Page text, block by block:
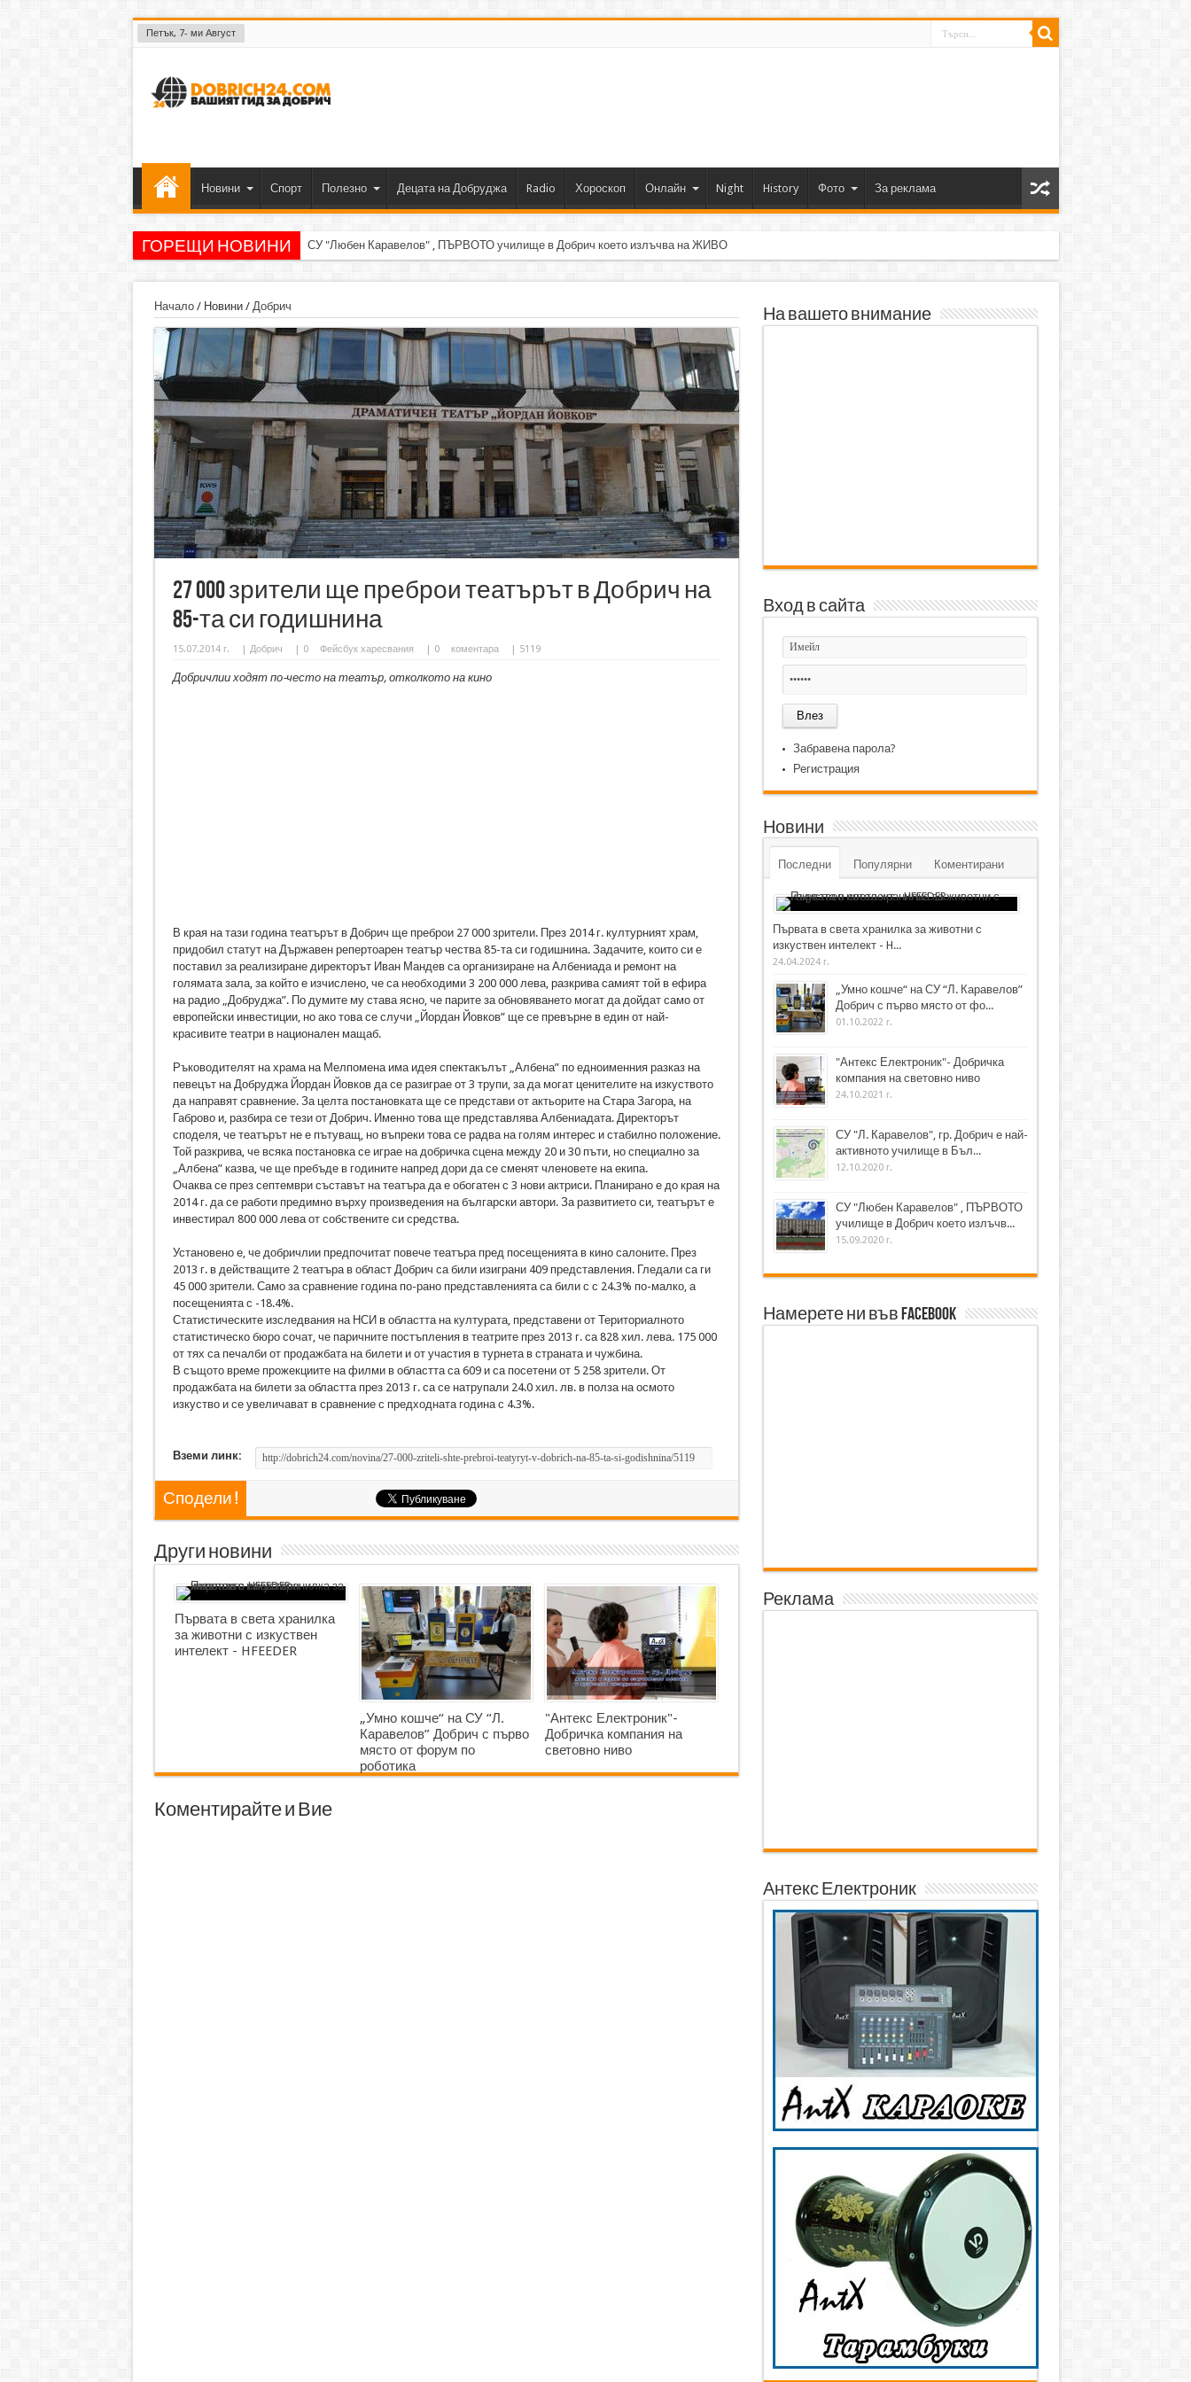
Петък, 7- ми Август
Новини Спорт Полезно Децата на Добруджа Radio Хороскоп Онлайн Night History Фото За реклама
ГОРЕЩИ НОВИНИ СУ "Любен Каравелов" , ПЪРВОТО училище в Добрич което излъчва на ЖИВО
Начало/ Новини/ Добрич
27 000 зрители ще преброи театърът в Добрич на
85-та си годишнина
15.07.2014 г. | Добрич | 0 Фейсбук харесвания | 0 коментара | 5119
Добричлии ходят по-често на театър, отколкото на кино
В края на тази година театърът в Добрич ще преброи 27 000 зрители. През 2014 г. културният храм,
придобил статут на Държавен репертоарен театър чества 85-та си годишнина. Задачите, които си е
поставил за реализиране директорът Иван Мандев са организиране на Албениада и ремонт на
голямата зала, за който е изчислено, че са необходими 3 200 000 лева, разкрива самият той в ефира
на радио „Добруджа”. По думите му става ясно, че парите за обновяването могат да дойдат само от
европейски инвестиции, но ако това се случи „Йордан Йовков” ще се превърне в един от най-
красивите театри в национален мащаб.
Ръководителят на храма на Мелпомена има идея спектакълът „Албена” по едноименния разказ на
певецът на Добруджа Йордан Йовков да се разиграе от 3 трупи, за да могат ценителите на изкуството
да направят сравнение. За целта постановката ще се представи от актьорите на Стара Загора, на
Габрово и, разбира се тези от Добрич. Именно това ще представлява Албениадата. Директорът
споделя, че театърът не е пътуващ, но въпреки това се радва на голям интерес и стабилно положение.
Той разкрива, че всяка постановка се играе на добричка сцена между 20 и 30 пъти, но специално за
„Албена” казва, че ще пребъде в годините напред дори да се сменят членовете на екипа.
Очаква се през септември съставът на театъра да е обогатен с 3 нови актриси. Планирано е до края на
2014 г. да се работи предимно върху произведения на български автори. За развитието си, театърът е
инвестирал 800 000 лева от собствените си средства.
Установено е, че добричлии предпочитат повече театъра пред посещенията в кино салоните. През
2013 г. в действащите 2 театъра в област Добрич са били изиграни 409 представления. Гледали са ги
45 000 зрители. Само за сравнение година по-рано представленията са били с с 24.3% по-малко, а
посещенията с -18.4%.
Статистическите изследвания на НСИ в областта на културата, представени от Териториалното
статистическо бюро сочат, че паричните постъпления в театрите през 2013 г. са 828 хил. лева. 175 000
от тях са печалби от продажбата на билети и от участия в турнета в страната и чужбина.
В същото време прожекциите на филми в областта са 609 и са посетени от 5 258 зрители. От
продажбата на билети за областта през 2013 г. са се натрупали 24.0 хил. лв. в полза на осмото
изкуство и се увеличават в сравнение с предходната година с 4.3%.
Вземи линк:
Сподели !
Други новини
Първата в света хранилка
за животни с изкуствен
интелект - HFEEDER
„Умно кошче“ на СУ “Л.
Каравелов” Добрич с първо
място от форум по
роботика
"Антекс Електроник"-
Добричка компания на
световно ниво
Коментирайте и Вие
На вашето внимание
Вход в сайта
Забравена парола?
Регистрация
Новини
Последни Популярни Коментирани
Първата в света хранилка за животни с
изкуствен интелект - H...
24.04.2024 г.
„Умно кошче“ на СУ “Л. Каравелов”
Добрич с първо място от фо...
01.10.2022 г.
"Антекс Електроник"- Добричка
компания на световно ниво
24.10.2021 г.
СУ "Л. Каравелов", гр. Добрич е най-
активното училище в Бъл...
12.10.2020 г.
СУ "Любен Каравелов" , ПЪРВОТО
училище в Добрич което излъчв...
15.09.2020 г.
Намерете ни във Facebook
Реклама
Антекс Електроник